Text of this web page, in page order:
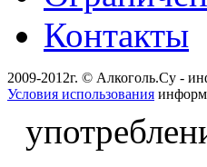
Контакты
2009-2012г. © Алкоголь.Су -
Условия использования